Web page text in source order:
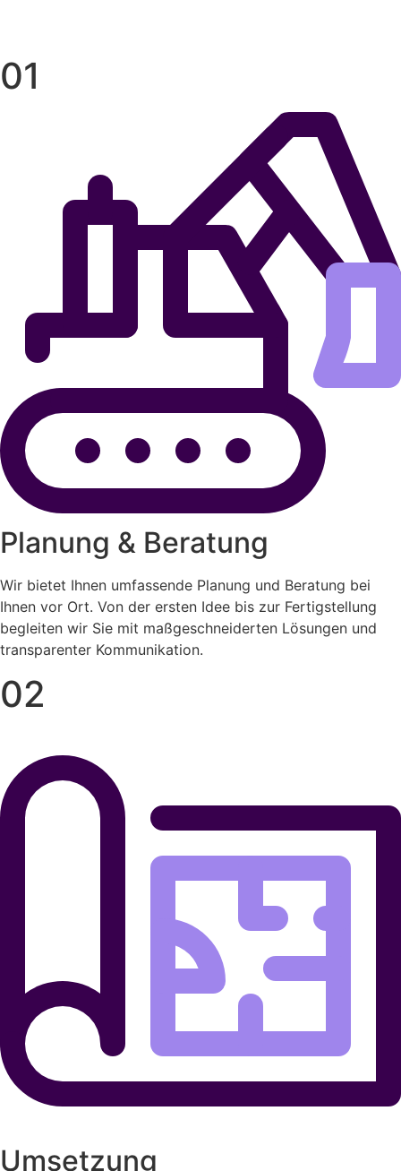
01
Planung & Beratung
Wir bietet Ihnen umfassende Planung und Beratung bei
Ihnen vor Ort. Von der ersten Idee bis zur Fertigstellung
begleiten wir Sie mit maßgeschneiderten Lösungen und
transparenter Kommunikation.
02
Umsetzung